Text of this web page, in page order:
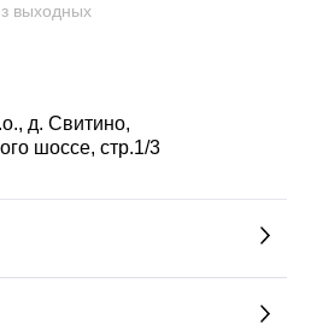
выходных
д. Свитино,
шоссе, стр.1/3